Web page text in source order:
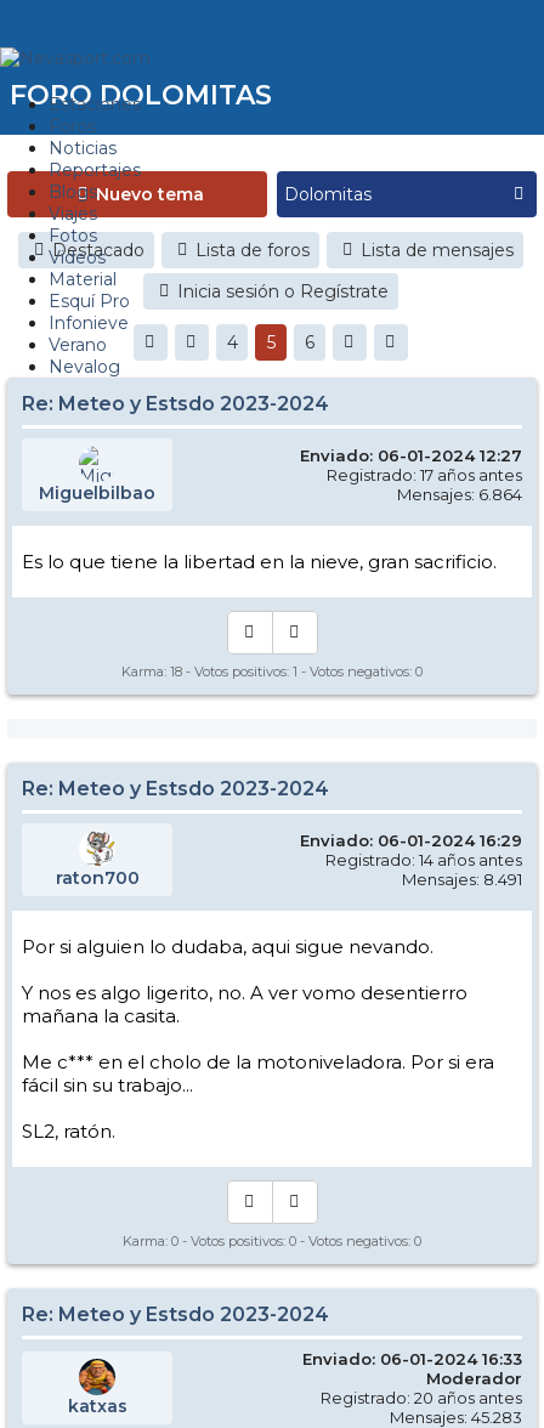
Estaciones
Foros
Noticias
Reportajes
Blogs
Viajes
Fotos
Videos
Material
Esquí Pro
Infonieve
Verano
Nevalog
FORO DOLOMITAS
Nuevo tema
Destacado Lista de foros
Lista de mensajes
Inicia sesión o Regístrate
4 5 6
Re: Meteo y Estsdo 2023-2024
Miguelbilbao
Enviado: 06-01-2024 12:27
Registrado: 17 años antes
Mensajes: 6.864
Es lo que tiene la libertad en la nieve, gran sacrificio.
Karma: 18 - Votos positivos: 1 - Votos negativos: 0
Re: Meteo y Estsdo 2023-2024
raton700
Enviado: 06-01-2024 16:29
Registrado: 14 años antes
Mensajes: 8.491
Por si alguien lo dudaba, aqui sigue nevando.
Y nos es algo ligerito, no. A ver vomo desentierro
mañana la casita.
Me c*** en el cholo de la motoniveladora. Por si era
fácil sin su trabajo...
SL2, ratón.
Karma: 0 - Votos positivos: 0 - Votos negativos: 0
Re: Meteo y Estsdo 2023-2024
katxas
Enviado: 06-01-2024 16:33
Moderador
Registrado: 20 años antes
Mensajes: 45.283